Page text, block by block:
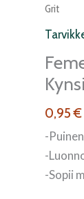
Grit
0,95€
-
-
-Sopii
suora
puinen
100/
grit